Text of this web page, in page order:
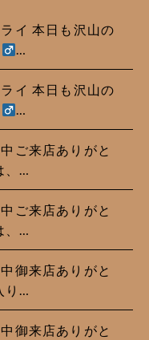
イ 本日も沢山の
…
イ 本日も沢山の
…
ご来店ありがと
、…
ご来店ありがと
、…
御来店ありがと
り…
御来店ありがと